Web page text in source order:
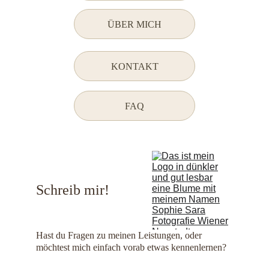
ÜBER MICH
KONTAKT
FAQ
Schreib mir!
Hast du Fragen zu meinen Leistungen, oder
möchtest mich einfach vorab etwas kennenlernen?